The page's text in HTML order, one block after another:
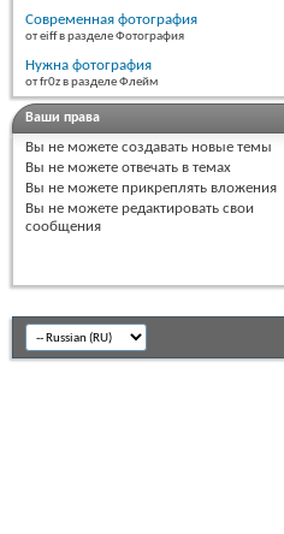
Современная фотография
от eiff в разделе Фотография
Нужна фотография
от fr0z в разделе Флейм
Ваши права
Вы не можете создавать новые темы
Вы не можете отвечать в темах
Вы не можете прикреплять вложения
Вы не можете редактировать свои
сообщения